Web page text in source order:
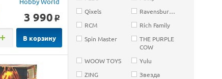
Qixels
Ravensburger
RCM
Rich Family
Spin Master
THE PURPLE
COW
WOOW TOYS
Yulu
ZING
Звезда
3 990 o
В корзину